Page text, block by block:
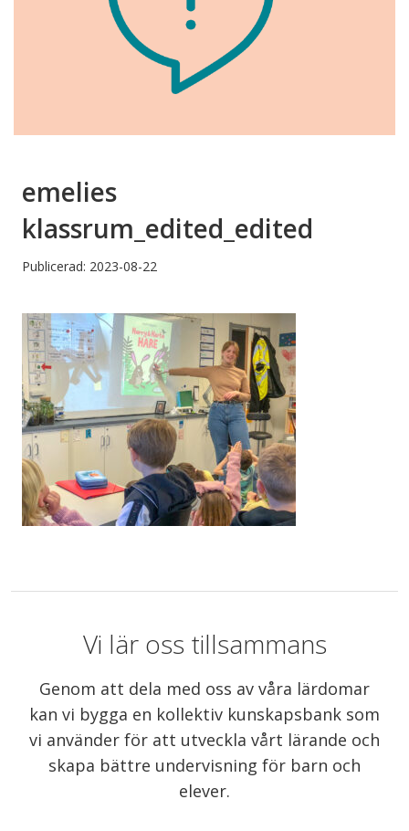
emelies
klassrum_edited_edited
Publicerad: 2023-08-22
Vi lär oss tillsammans
Genom att dela med oss av våra lärdomar
kan vi bygga en kollektiv kunskapsbank som
vi använder för att utveckla vårt lärande och
skapa bättre undervisning för barn och
elever.